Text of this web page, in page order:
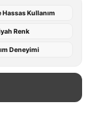
Hassas Kullanım
Renk
Deneyimi